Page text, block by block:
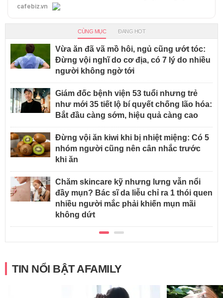
cafebiz.vn
CÙNG MỤC ĐANG HOT
Vừa ăn đã vã mồ hôi, ngủ cũng ướt tóc:
Đừng vội nghĩ do cơ địa, có 7 lý do nhiều
người không ngờ tới
Giám đốc bệnh viện 53 tuổi nhưng trẻ
như mới 35 tiết lộ bí quyết chống lão hóa:
Bắt đầu càng sớm, hiệu quả càng cao
Đừng vội ăn kiwi khi bị nhiệt miệng: Có 5
nhóm người cũng nên cân nhắc trước
khi ăn
Chăm skincare kỹ nhưng lưng vẫn nổi
đầy mụn? Bác sĩ da liễu chỉ ra 1 thói quen
nhiều người mắc phải khiến mụn mãi
không dứt
TIN NỔI BẬT AFAMILY